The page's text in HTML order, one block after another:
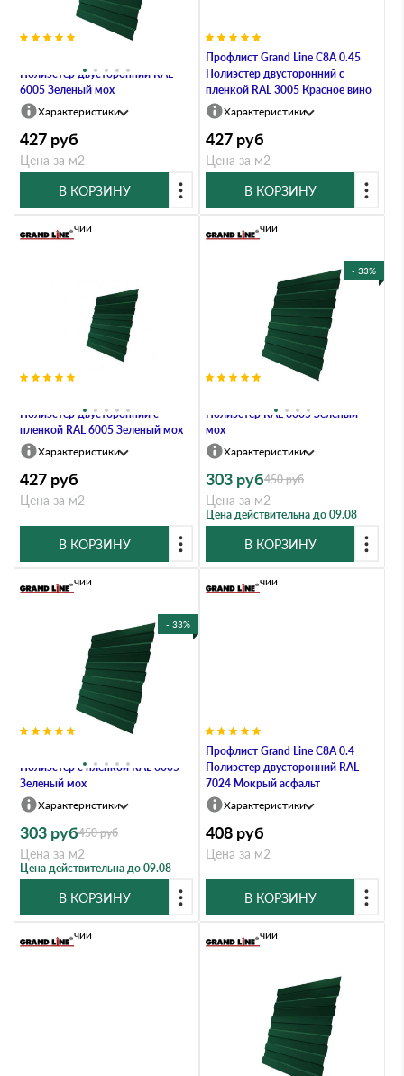
Полиэстер двусторонний RAL
6005 Зеленый мох
Характеристики
427 руб
Цена за м2
В КОРЗИНУ
Профлист Grand Line C8А 0.45
Полиэстер двусторонний с
пленкой RAL 3005 Красное вино
Характеристики
427 руб
Цена за м2
В КОРЗИНУ
Полиэстер двусторонний с
пленкой RAL 6005 Зеленый мох
В наличии
Характеристики
427 руб
Цена за м2
В КОРЗИНУ
- 33%
Полиэстер RAL 6005 Зеленый
мох
В наличии
Характеристики
303 руб450руб
Цена за м2
Цена действительна до 09.08
В КОРЗИНУ
- 33%
Полиэстер с пленкой RAL 6005
Зеленый мох
В наличии
Характеристики
303 руб450руб
Цена за м2
Цена действительна до 09.08
В КОРЗИНУ
Профлист Grand Line C8A 0.4
Полиэстер двусторонний RAL
7024 Мокрый асфальт
В наличии
Характеристики
408 руб
Цена за м2
В КОРЗИНУ
В наличии В наличии